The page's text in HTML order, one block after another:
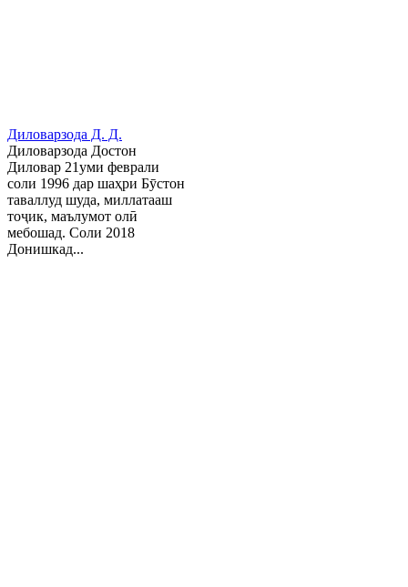
Диловарзода Д. Д.
Диловарзода Достон
Диловар 21уми феврали
соли 1996 дар шаҳри Бӯстон
таваллуд шуда, миллатааш
тоҷик, маълумот олӣ
мебошад. Соли 2018
Донишкад...